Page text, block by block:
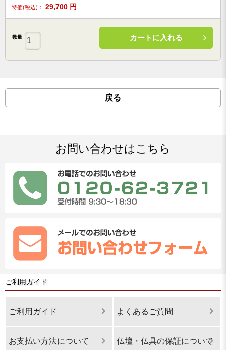
特価(税込)： 29,700 円
数量 カートに入れる
戻る
お問い合わせはこちら
ご利用ガイド
ご利用ガイド よくあるご質問
お支払い方法について 仏壇・仏具の保証について